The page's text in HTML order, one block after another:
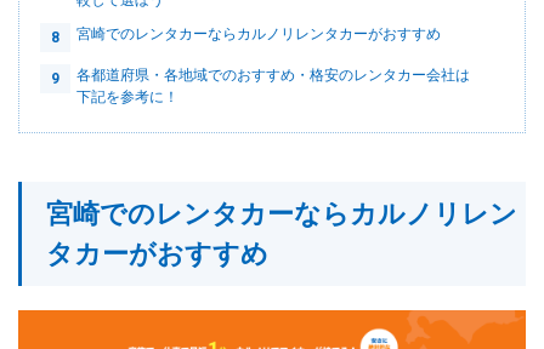
8 宮崎でのレンタカーならカルノリレンタカーがおすすめ
9
各都道府県・各地域でのおすすめ・格安のレンタカー会社は
下記を参考に！
宮崎でのレンタカーならカルノリレン
タカーがおすすめ